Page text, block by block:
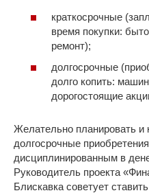
краткосрочные
время покупки:
ремонт);
долгосрочные
долго копить:
дорогостоящие
Желательно планировать и
долгосрочные
дисциплинированным в
Руководитель проекта
Блискавка советует